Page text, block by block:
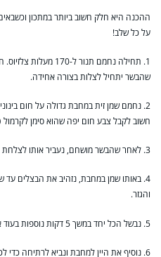
ההכנה היא חלק חשוב ביותר במתכון
על כל שלב!
1. תחילה נחמם תנור
שהבשר יתחיל לצלות בצורה אחידה.
2. נחמם שמן זית במחבת גדולה על חום
חשוב לקבל צבע חום יפה שהוא סימן לקרמול
3. לאחר שהבשר מושחם, נעביר אותו לצלחת ונניח בצד.
4. באותו שמן במחבת, נזהיב את הבצלים עד
והגזר.
5. נבשל הכל יחד במשך 5 דקות נוספות בעוד אנו מערבבים מדי פעם.
6. נוסיף את היין למחבת ונביא לרתיחה כדי לכתש את כל הטעמים מהבסיס של המחבת.